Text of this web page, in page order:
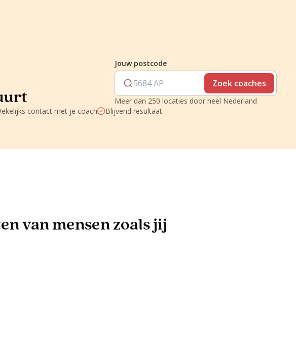
Jouw postcode
Zoek coaches
Meer dan 250 locaties door heel Nederland
contact met je coach Blijvend resultaat
van mensen zoals jij